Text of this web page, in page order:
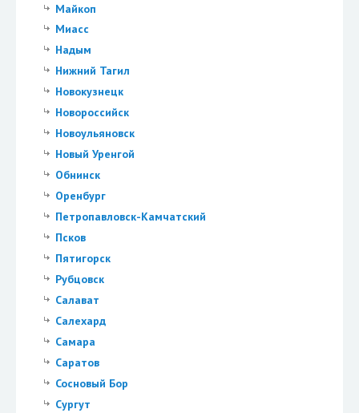
Майкоп
Миасс
Надым
Нижний Тагил
Новокузнецк
Новороссийск
Новоульяновск
Новый Уренгой
Обнинск
Оренбург
Петропавловск-Камчатский
Псков
Пятигорск
Рубцовск
Салават
Салехард
Самара
Саратов
Сосновый Бор
Сургут